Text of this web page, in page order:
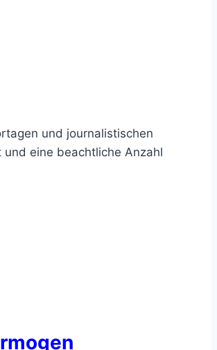
und journalistischen
eine beachtliche Anzahl